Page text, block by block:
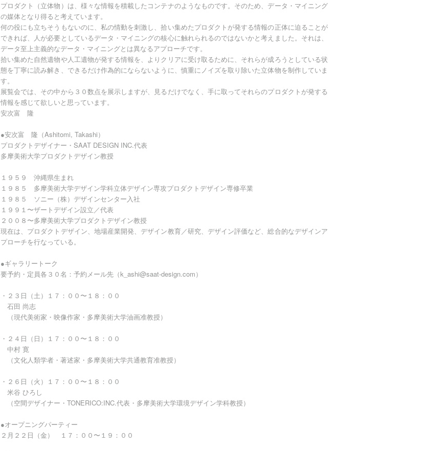
プロダクト（立体物）は、様々な情報を積載したコンテナのようなものです。そのため、データ・マイニング
の媒体となり得ると考えています。
何の役にも立ちそうもないのに、私の情動を刺激し、拾い集めたプロダクトが発する情報の正体に迫ることが
できれば、人が必要としているデータ・マイニングの核心に触れられるのではないかと考えました。それは、
データ至上主義的なデータ・マイニングとは異なるアプローチです。
拾い集めた自然遺物や人工遺物が発する情報を、よりクリアに受け取るために、それらが成ろうとしている状
態を丁寧に読み解き、できるだけ作為的にならないように、慎重にノイズを取り除いた立体物を制作していま
す。
展覧会では、その中から３０数点を展示しますが、見るだけでなく、手に取ってそれらのプロダクトが発する
情報を感じて欲しいと思っています。
安次富 隆
●安次富 隆（Ashitomi, Takashi）
プロダクトデザイナー・SAAT DESIGN INC.代表
多摩美術大学プロダクトデザイン教授
１９５９ 沖縄県生まれ
１９８５ 多摩美術大学デザイン学科立体デザイン専攻プロダクトデザイン専修卒業
１９８５ ソニー（株）デザインセンター入社
１９９１〜ザートデザイン設立／代表
２００８〜多摩美術大学プロダクトデザイン教授
現在は、プロダクトデザイン、地場産業開発、デザイン教育／研究、デザイン評価など、総合的なデザインア
プローチを行なっている。
●ギャラリートーク
要予約・定員各３０名：予約メール先（k_ashi@saat-design.com）
・２３日（土）１７：００〜１８：００
石田 尚志
（現代美術家・映像作家・多摩美術大学油画准教授）
・２４日（日）１７：００〜１８：００
中村 寛
（文化人類学者・著述家・多摩美術大学共通教育准教授）
・２６日（火）１７：００〜１８：００
米谷 ひろし
（空間デザイナー・TONERICO:INC.代表・多摩美術大学環境デザイン学科教授）
●オープニングパーティー
２月２２日（金） １７：００〜１９：００